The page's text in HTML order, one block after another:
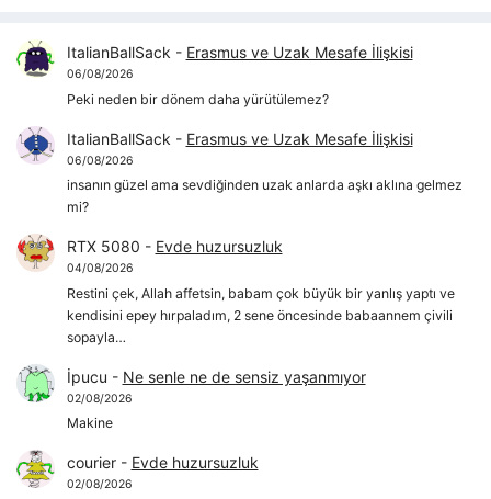
ItalianBallSack - Erasmus ve Uzak Mesafe İlişkisi
06/08/2026
Peki neden bir dönem daha yürütülemez?
ItalianBallSack - Erasmus ve Uzak Mesafe İlişkisi
06/08/2026
insanın güzel ama sevdiğinden uzak anlarda aşkı aklına gelmez
mi?
RTX 5080 - Evde huzursuzluk
04/08/2026
Restini çek, Allah affetsin, babam çok büyük bir yanlış yaptı ve
kendisini epey hırpaladım, 2 sene öncesinde babaannem çivili
sopayla…
İpucu - Ne senle ne de sensiz yaşanmıyor
02/08/2026
Makine
courier- Evde huzursuzluk
02/08/2026